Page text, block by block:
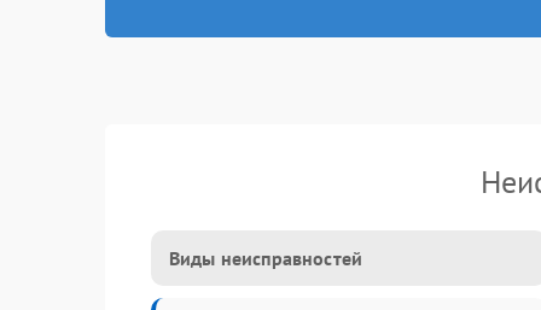
Виды неисправностей